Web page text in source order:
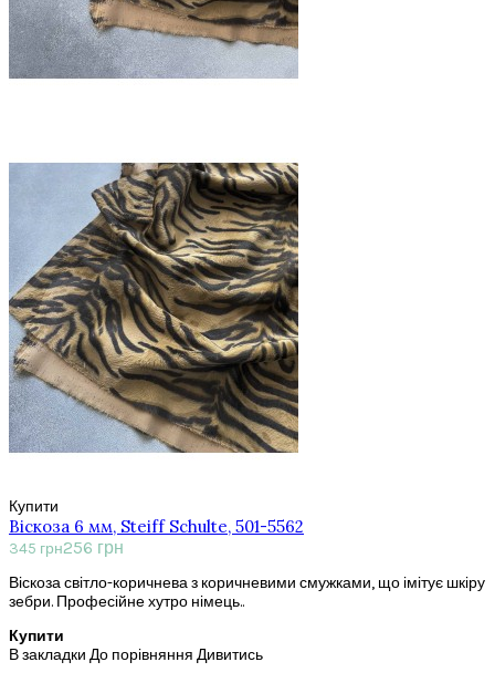
Купити
Віскоза 6 мм, Steiff Schulte, 501-5562
345 грн256 грн
Віскоза світло-коричнева з коричневими смужками, що імітує шкіру
зебри. Професійне хутро німець..
Купити
В закладки До порівняння Дивитись